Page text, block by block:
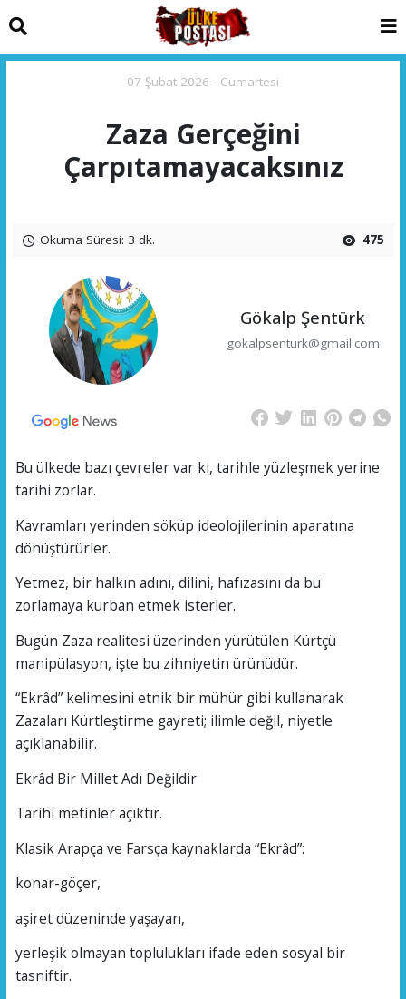
07 Şubat 2026 - Cumartesi
Zaza Gerçeğini
Çarpıtamayacaksınız
Okuma Süresi: 3 dk. 475
Gökalp Şentürk
gokalpsenturk@gmail.com
Bu ülkede bazı çevreler var ki, tarihle yüzleşmek yerine
tarihi zorlar.
Kavramları yerinden söküp ideolojilerinin aparatına
dönüştürürler.
Yetmez, bir halkın adını, dilini, hafızasını da bu
zorlamaya kurban etmek isterler.
Bugün Zaza realitesi üzerinden yürütülen Kürtçü
manipülasyon, işte bu zihniyetin ürünüdür.
“Ekrâd” kelimesini etnik bir mühür gibi kullanarak
Zazaları Kürtleştirme gayreti; ilimle değil, niyetle
açıklanabilir.
Ekrâd Bir Millet Adı Değildir
Tarihi metinler açıktır.
Klasik Arapça ve Farsça kaynaklarda “Ekrâd”:
konar-göçer,
aşiret düzeninde yaşayan,
yerleşik olmayan toplulukları ifade eden sosyal bir
tasniftir.